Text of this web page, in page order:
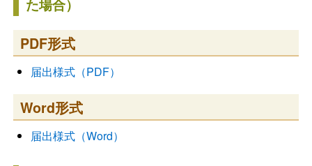
た場合）
PDF形式
届出様式（PDF）
Word形式
届出様式（Word）